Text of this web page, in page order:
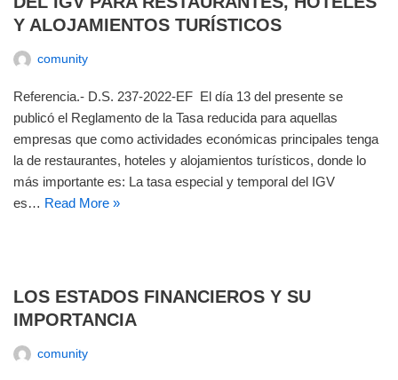
Y ALOJAMIENTOS TURÍSTICOS
comunity
Referencia.- D.S. 237-2022-EF El día 13 del presente se
publicó el Reglamento de la Tasa reducida para aquellas
empresas que como actividades económicas principales tenga
la de restaurantes, hoteles y alojamientos turísticos, donde lo
más importante es: La tasa especial y temporal del IGV
es… Read More »
LOS ESTADOS FINANCIEROS Y SU
IMPORTANCIA
comunity